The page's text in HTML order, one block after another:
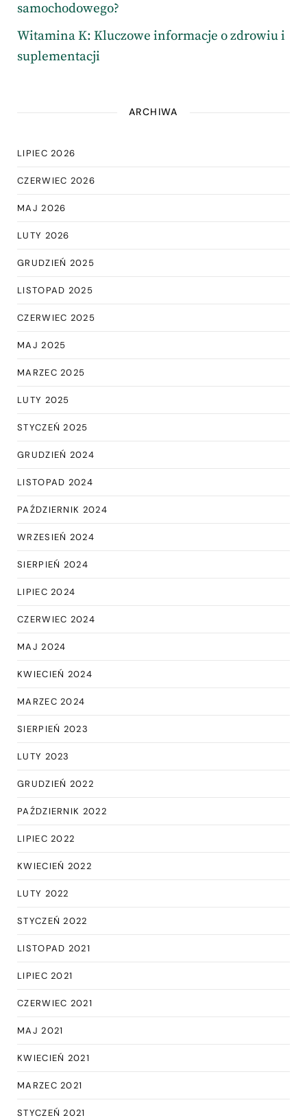
samochodowego?
Witamina K: Kluczowe informacje o zdrowiu i
suplementacji
ARCHIWA
LIPIEC 2026
CZERWIEC 2026
MAJ 2026
LUTY 2026
GRUDZIEŃ 2025
LISTOPAD 2025
CZERWIEC 2025
MAJ 2025
MARZEC 2025
LUTY 2025
STYCZEŃ 2025
GRUDZIEŃ 2024
LISTOPAD 2024
PAŹDZIERNIK 2024
WRZESIEŃ 2024
SIERPIEŃ 2024
LIPIEC 2024
CZERWIEC 2024
MAJ 2024
KWIECIEŃ 2024
MARZEC 2024
SIERPIEŃ 2023
LUTY 2023
GRUDZIEŃ 2022
PAŹDZIERNIK 2022
LIPIEC 2022
KWIECIEŃ 2022
LUTY 2022
STYCZEŃ 2022
LISTOPAD 2021
LIPIEC 2021
CZERWIEC 2021
MAJ 2021
KWIECIEŃ 2021
MARZEC 2021
STYCZEŃ 2021